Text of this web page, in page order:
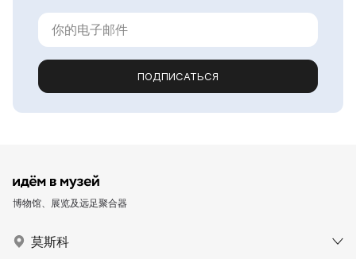
ПОДПИСАТЬСЯ
博物馆、展览及远足聚合器
莫斯科